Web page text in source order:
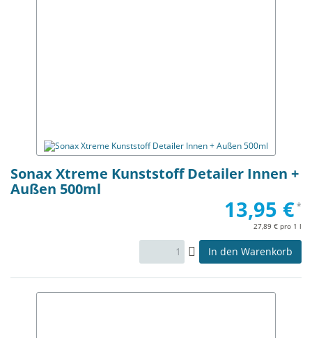
Sonax Xtreme Kunststoff Detailer Innen +
Außen 500ml
13,95 €*
27,89 € pro 1 l
In den Warenkorb